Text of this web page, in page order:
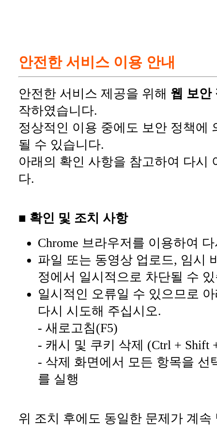
안전한 서비스 이용 안내
안전한 서비스 제공을 위해 웹 보안
작하였습니다.
정상적인 이용 중에도 보안 정책에
될 수 있습니다.
아래의 확인 사항을 참고하여 다시
다.
■ 확인 및 조치 사항
Chrome 브라우저를 이용하여
파일 또는 동영상 업로드, 임시
정에서 일시적으로 차단될 수
일시적인 오류일 수 있으므로
다시 시도해 주십시오.
- 새로고침(F5)
- 캐시 및 쿠키 삭제 (Ctrl + Shift
- 삭제 화면에서 모든 항목을 선
를 실행
위 조치 후에도 동일한 문제가 계속